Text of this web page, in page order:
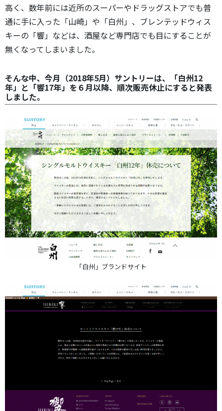
高く、数年前には近所のスーパーやドラッグストアでも普
通に手に入った「山崎」や「白州」、ブレンテッドウィス
キーの「響」などは、酒屋など専門店でも目にすることが
無くなってしまいました。
そんな中、今月（2018年5月）サントリーは、「白州12
年」と「響17年」を６月以降、順次販売休止にすると発表
しました。
「白州」ブランドサイト